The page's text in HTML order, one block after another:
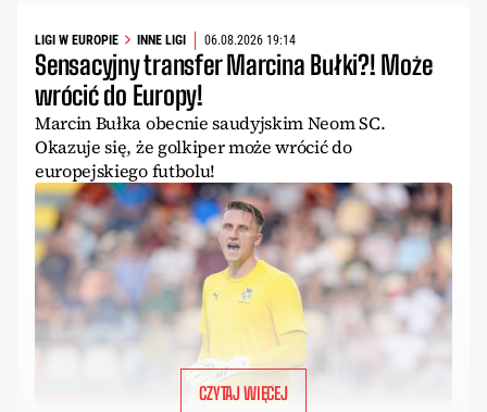
LIGI W EUROPIE INNE LIGI 06.08.2026 19:14
Sensacyjny transfer Marcina Bułki?! Może
wrócić do Europy!
Marcin Bułka obecnie saudyjskim Neom SC.
Okazuje się, że golkiper może wrócić do
europejskiego futbolu!
CZYTAJ WIĘCEJ